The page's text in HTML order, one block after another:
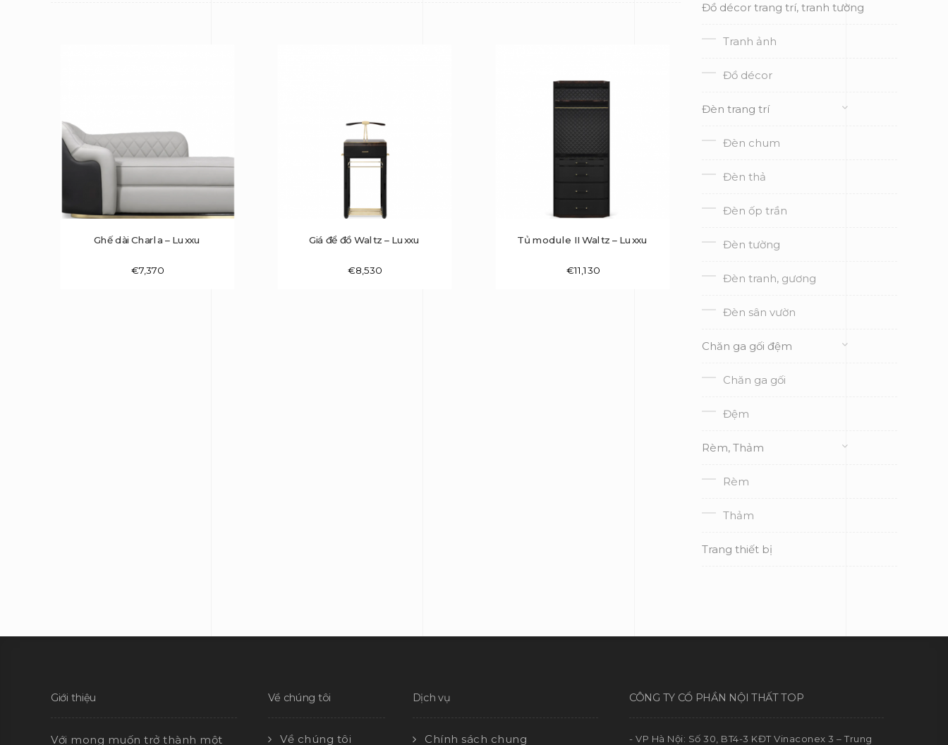
Ghế dài Charla – Luxxu
€7,370
Giá để đồ Waltz – Luxxu
€8,530
Tủ module II Waltz – Luxxu
€11,130
Đồ décor trang trí, tranh tường
Tranh ảnh
Đồ décor
Đèn trang trí
Đèn chum
Đèn thả
Đèn ốp trần
Đèn tường
Đèn tranh, gương
Đèn sân vườn
Chăn ga gối đệm
Chăn ga gối
Đệm
Rèm, Thảm
Rèm
Thảm
Trang thiết bị
Giới thiệu
Với mong muốn trở thành một
Về chúng tôi
Về chúng tôi
Dịch vụ
Chính sách chung
CÔNG TY CỔ PHẦN NỘI THẤT TOP
- VP Hà Nội: Số 30, BT4-3 KĐT Vinaconex 3 – Trung